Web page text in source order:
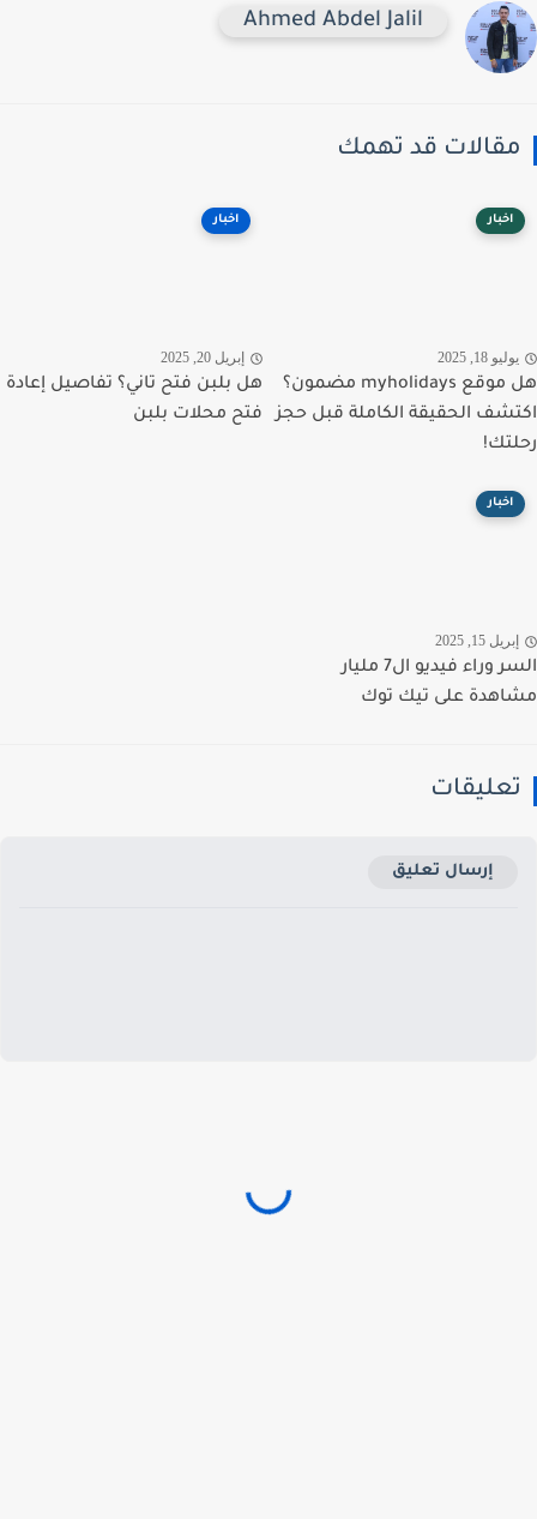
Ahmed Abdel Jalil
قد تهمك
اخبار
18, 2025
هل موقع myholidays مضمون؟
الحقيقة الكاملة قبل حجز
اخبار
إبريل 20, 2025
هل بلبن فتح تاني؟ تفاصيل إعادة
فتح محلات بلبن
اخبار
15, 2025
السر وراء فيديو ال7 مليار
على تيك توك
إرسال تعليق